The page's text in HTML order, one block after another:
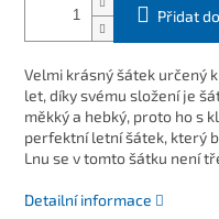
Přidat
Velmi krásný šátek určený
let, díky svému složení je
měkký a hebký, proto ho s
perfektní letní šátek, který
Lnu se v tomto šátku není
Detailní informace